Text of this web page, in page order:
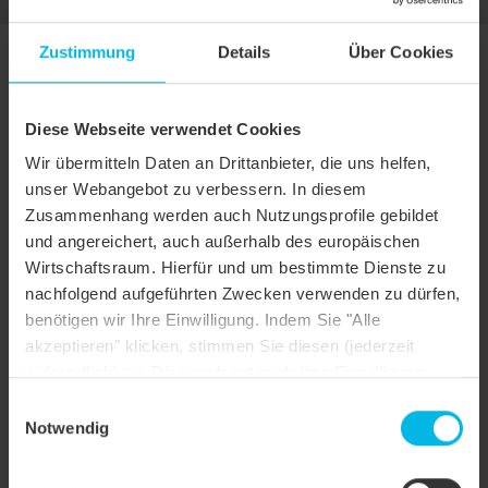
Zustimmung Details Über Cookies
Diese Webseite verwendet Cookies
Wir übermitteln Daten an Drittanbieter, die uns helfen,
unser Webangebot zu verbessern. In diesem
Zusammenhang werden auch Nutzungsprofile gebildet
und angereichert, auch außerhalb des europäischen
Wirtschaftsraum. Hierfür und um bestimmte Dienste zu
nachfolgend aufgeführten Zwecken verwenden zu dürfen,
benötigen wir Ihre Einwilligung. Indem Sie "Alle
akzeptieren" klicken, stimmen Sie diesen (jederzeit
Einstellungen ändern oder die Datenverarbeitung
Notwendig
EINSATZBEREICHE
ZUSATZMASSNAHME NACH SIA-NORM UND CREATON H
ERSTELLERANGABE
30 °
Regeldachneigung CREATON CH in Kombination mit
Zusatzmaßnahmen nach Herstellerangaben
≥30 °
Ausführung eines Unterdaches für normale
Beanspruchung nach SIA-Norm, mögliche CREATON
Produkte: DUO extra, DUO longlife ND extra, TRIO
extra, TRIO longlife extra, QUATTRO longlife extra
≥25 °
Ausführung eines Unterdaches für erhöhte
extra, TRIO longlife extra, QUATTRO longlife extra
Ausführung eines Unterdaches für außerordentliche